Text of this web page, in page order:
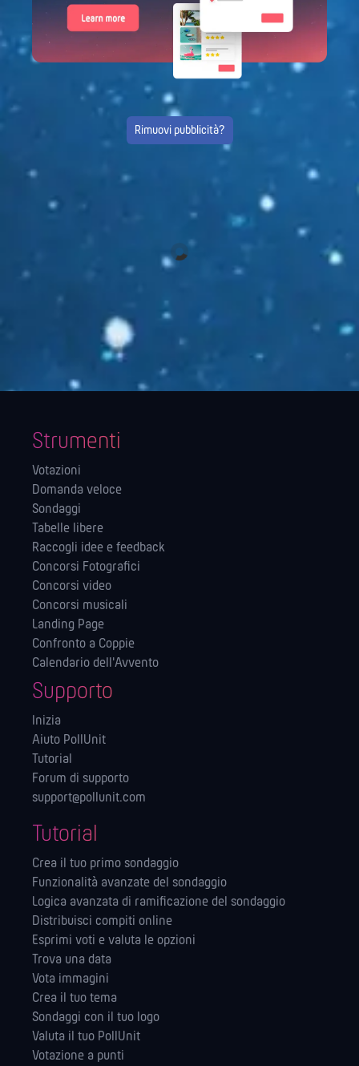
Rimuovi pubblicità?
Strumenti
Votazioni
Domanda veloce
Sondaggi
Tabelle libere
Raccogli idee e feedback
Concorsi Fotografici
Concorsi video
Concorsi musicali
Landing Page
Confronto a Coppie
Calendario dell'Avvento
Supporto
Inizia
Aiuto PollUnit
Tutorial
Forum di supporto
support@pollunit.com
Tutorial
Crea il tuo primo sondaggio
Funzionalità avanzate del sondaggio
Logica avanzata di ramificazione del sondaggio
Distribuisci compiti online
Esprimi voti e valuta le opzioni
Trova una data
Vota immagini
Crea il tuo tema
Sondaggi con il tuo logo
Valuta il tuo PollUnit
Votazione a punti